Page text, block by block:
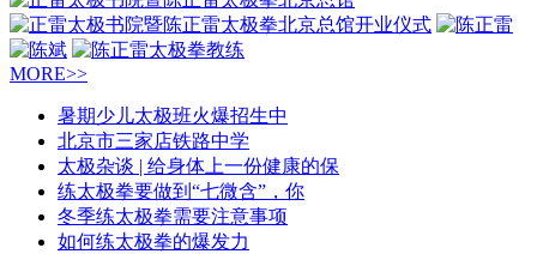
MORE>>
暑期少儿太极班火爆招生中
北京市三家店铁路中学
太极杂谈 | 给身体上一份健康的保
练太极拳要做到“七微含”，你
冬季练太极拳需要注意事项
如何练太极拳的爆发力